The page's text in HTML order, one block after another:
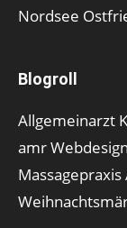
Nordsee
Blogroll
Allgemeinarzt
amr Webdesign